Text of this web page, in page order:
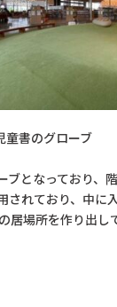
ローブ
となっており、
れており、中に入
場所を作り出し